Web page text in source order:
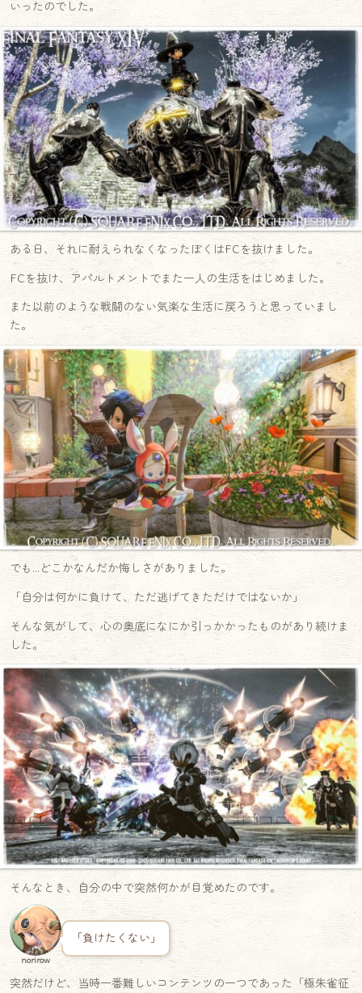
いったのでした。
ある日、それに耐えられなくなったぼくはFCを抜けました。
FCを抜け、アパルトメントでまた一人の生活をはじめました。
また以前のような戦闘のない気楽な生活に戻ろうと思っていまし
た。
でも…どこかなんだか悔しさがありました。
「自分は何かに負けて、ただ逃げてきただけではないか」
そんな気がして、心の奥底になにか引っかかったものがあり続けま
した。
そんなとき、自分の中で突然何かが目覚めたのです。
norirow
「負けたくない」
突然だけど、当時一番難しいコンテンツの一つであった「極朱雀征